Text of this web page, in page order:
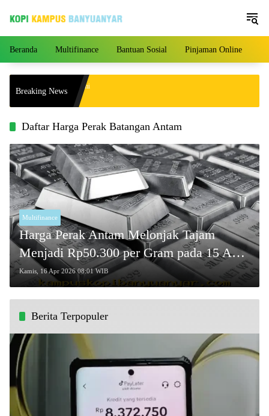
Beranda Multifinance Bantuan Sosial Pinjaman Online
Breaking News
2026 Mengalami
per Gram!
Daftar Harga Perak Batangan Antam
Multifinance
Harga Perak Antam Melonjak Tajam
Menjadi Rp50.300 per Gram pada 15 April
2026, Simak Perkembangannya!
Kamis, 16 Apr 2026 08:01 WIB
Berita Terpopuler